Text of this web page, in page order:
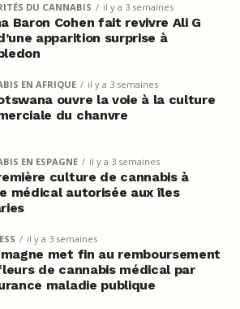
DU CANNABIS il y a 3 semaines
Baron Cohen fait revivre Ali G
apparition surprise à
EN AFRIQUE il y a 3 semaines
ouvre la voie à la culture
du chanvre
EN ESPAGNE il y a 3 semaines
culture de cannabis à
médical autorisée aux îles
il y a 3 semaines
met fin au remboursement
de cannabis médical par
maladie publique